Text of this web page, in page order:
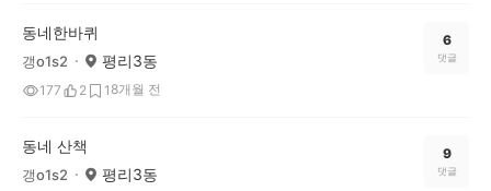
동네한바퀴
갱o1s2 평리3동
177 2 1 8개월 전
6
댓글
동네 산책
갱o1s2 평리3동
9
댓글